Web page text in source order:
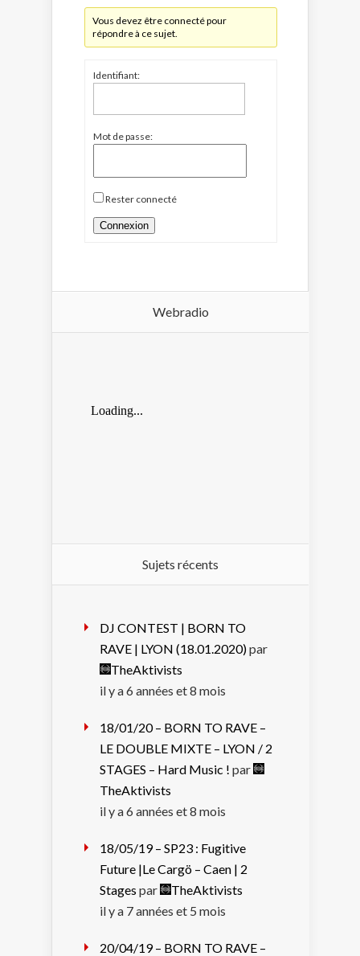
Vous devez être connecté pour
répondre à ce sujet.
Identifiant:
Mot de passe:
Rester connecté
Connexion
Webradio
Sujets récents
DJ CONTEST | BORN TO
RAVE | LYON (18.01.2020)par
TheAktivists
il y a 6 années et 8 mois
18/01/20 – BORN TO RAVE –
LE DOUBLE MIXTE – LYON / 2
STAGES – Hard Music ! par
TheAktivists
il y a 6 années et 8 mois
18/05/19 – SP23 : Fugitive
Future |Le Cargö – Caen | 2
Stages par
TheAktivists
il y a 7 années et 5 mois
20/04/19 – BORN TO RAVE –